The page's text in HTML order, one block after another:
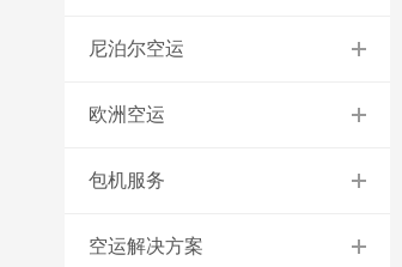
尼泊尔空运
欧洲空运
包机服务
空运解决方案